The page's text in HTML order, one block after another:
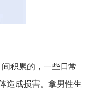
积累的，一些日常
造成损害。拿男性生